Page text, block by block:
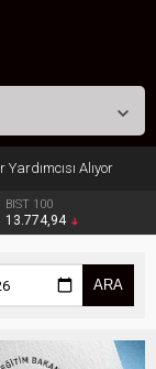
Alıyor
BIST 100
13.774,94
ARA